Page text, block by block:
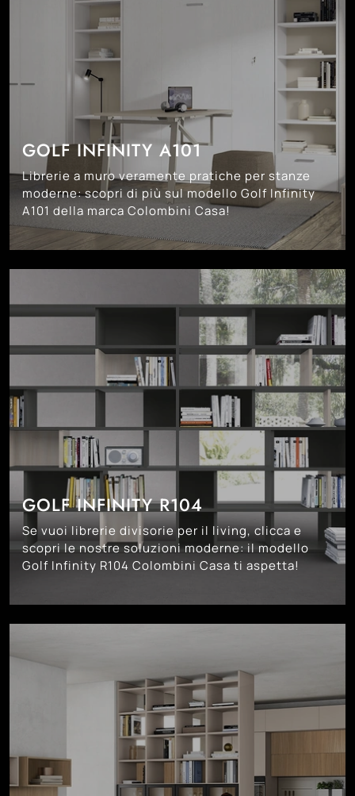
GOLF INFINITY A101
Librerie a muro veramente pratiche per stanze
moderne: scopri di più sul modello Golf Infinity
A101 della marca Colombini Casa!
GOLF INFINITY R104
Se vuoi librerie divisorie per il living, clicca e
scopri le nostre soluzioni moderne: il modello
Golf Infinity R104 Colombini Casa ti aspetta!